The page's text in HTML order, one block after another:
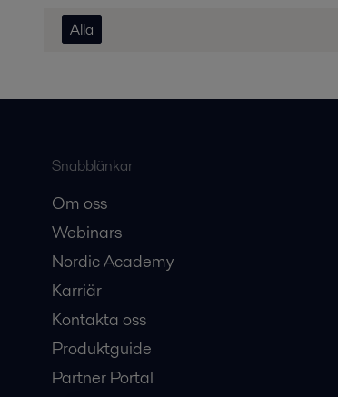
Alla
Snabblänkar
Om oss
Webinars
Nordic Academy
Karriär
Kontakta oss
Produktguide
Partner Portal